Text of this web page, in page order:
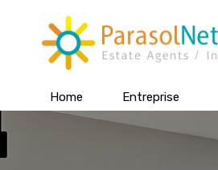
Home Entreprise